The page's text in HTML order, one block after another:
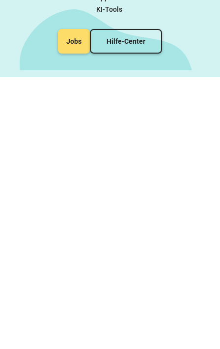
KI-Tools
Jobs Hilfe-Center